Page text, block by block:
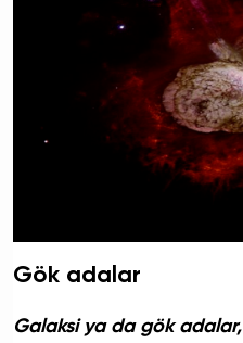
Gök adalar
Galaksi ya da gök adalar,